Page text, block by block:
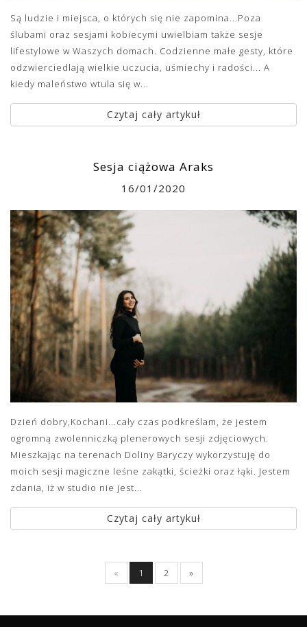
Są ludzie i miejsca, o których się nie zapomina...Poza
ślubami oraz sesjami kobiecymi uwielbiam także sesje
lifestylowe w Waszych domach. Codzienne małe gesty, które
odzwierciedlają wielkie uczucia, uśmiechy i radości... A
kiedy maleństwo wtula się w...
Czytaj cały artykuł
Sesja ciążowa Araks
16/01/2020
Dzień dobry,Kochani...cały czas podkreślam, że jestem
ogromną zwolenniczką plenerowych sesji zdjęciowych.
Mieszkając na terenach Doliny Baryczy wykorzystuję do
moich sesji magiczne leśne zakątki, ścieżki oraz łąki. Jestem
zdania, iż w studio nie jest...
Czytaj cały artykuł
« 1 2 »